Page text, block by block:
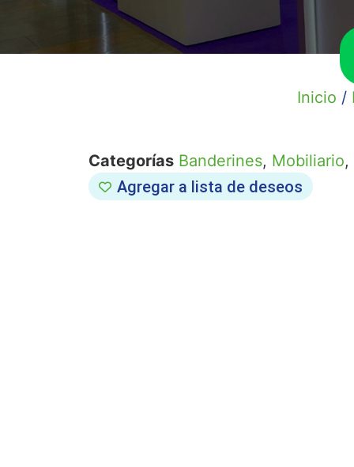
Inicio /
Categorías Banderines, Mobiliario,
Agregar a lista de deseos